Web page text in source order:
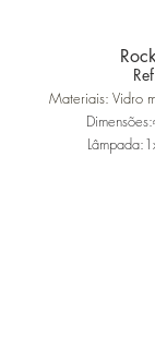
Materiais: Vidro